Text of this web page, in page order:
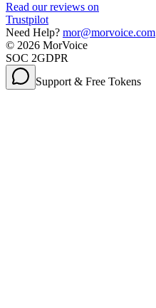
Read our reviews on
Trustpilot
Need Help? mor@morvoice.com
© 2026 MorVoice
SOC 2GDPR
Support & Free Tokens